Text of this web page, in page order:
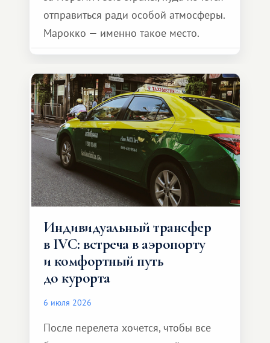
отправиться ради особой атмосферы.
Марокко — именно такое место.
Индивидуальный трансфер
в IVC: встреча в аэропорту
и комфортный путь
до курорта
6 июля 2026
После перелета хочется, чтобы все